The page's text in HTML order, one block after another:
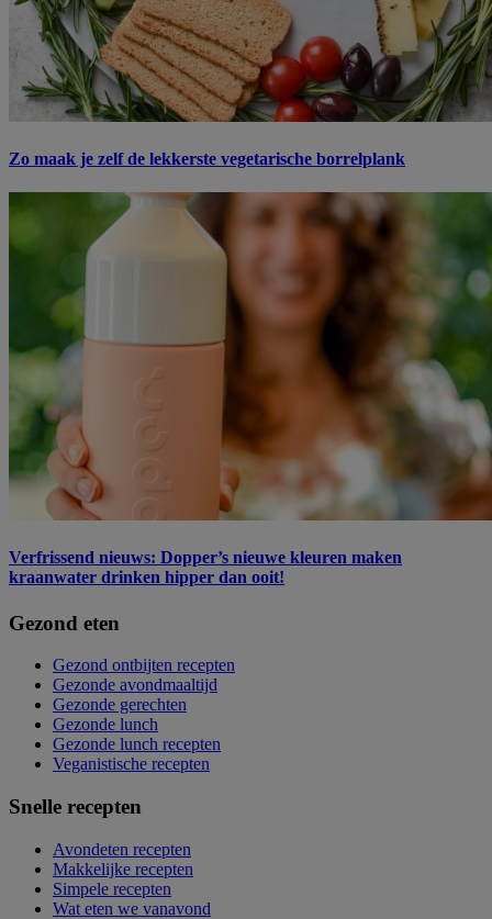
Zo maak je zelf de lekkerste vegetarische borrelplank
Verfrissend nieuws: Dopper’s nieuwe kleuren maken
kraanwater drinken hipper dan ooit!
Gezond eten
Gezond ontbijten recepten
Gezonde avondmaaltijd
Gezonde gerechten
Gezonde lunch
Gezonde lunch recepten
Veganistische recepten
Snelle recepten
Avondeten recepten
Makkelijke recepten
Simpele recepten
Wat eten we vanavond